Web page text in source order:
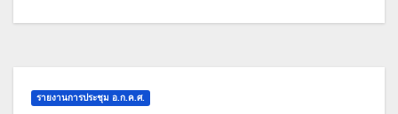
รายงานการประชุม อ.ก.ค.ศ.